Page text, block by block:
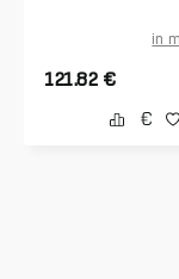
in
121.82 €